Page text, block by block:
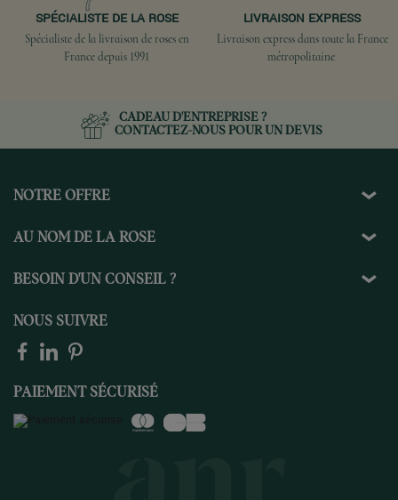
SPÉCIALISTE DE LA ROSE
Spécialiste de la livraison de roses en
France depuis 1991
LIVRAISON EXPRESS
Livraison express dans toute la France
métropolitaine
CADEAU D'ENTREPRISE ?
CONTACTEZ-NOUSPOUR UN DEVIS
NOTRE OFFRE
AU NOM DE LA ROSE
BESOIN D'UN CONSEIL ?
NOUS SUIVRE
PAIEMENT SÉCURISÉ